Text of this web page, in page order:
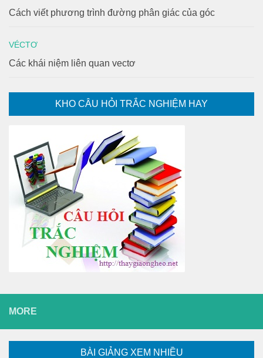
Cách viết phương trình đường phân giác của góc
VÉCTƠ
Các khái niệm liên quan vectơ
KHO CÂU HỎI TRẮC NGHIỆM HAY
MORE
BÀI GIẢNG XEM NHIỀU